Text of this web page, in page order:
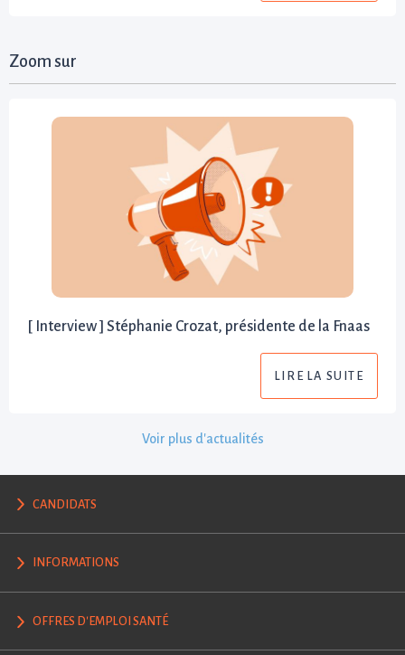
Zoom sur
[ Interview ] Stéphanie Crozat, présidente de la Fnaas
LIRE LA SUITE
Voir plus d'actualités
CANDIDATS
INFORMATIONS
OFFRES D'EMPLOI SANTÉ